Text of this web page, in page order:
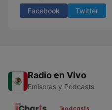
Facebook Twitter
Radio en Vivo
Emisoras y Podcasts